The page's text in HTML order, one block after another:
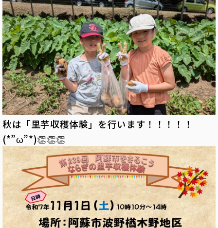
秋は「里芋収穫体験」を行います！！！！！
(*”ω”*)👏👏👏